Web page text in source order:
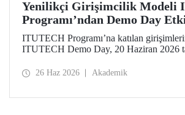
Yenilikçi Girişimcilik Modeli
Programı’ndan Demo Day
ITUTECH Programı’na katılan
ITUTECH Demo Day, 20 Haziran 2026
Merkezi’nde düzenlendi.
26 Haz 2026 Akademik